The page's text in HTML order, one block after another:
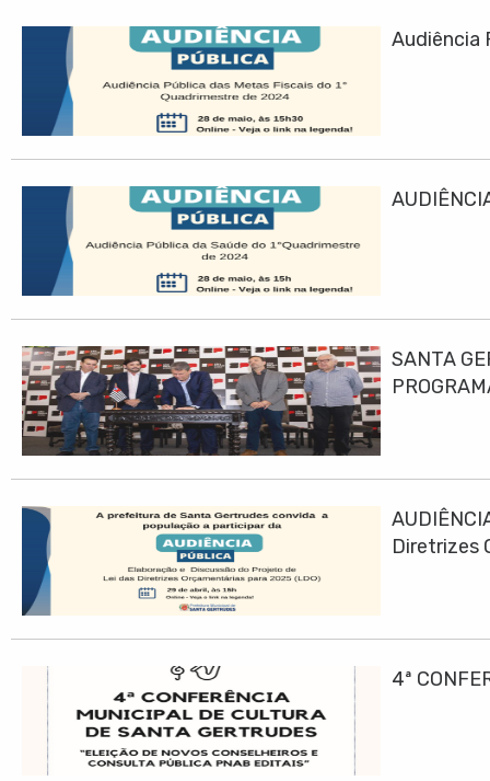
Audiência
SANTA
Diretrizes
4ª